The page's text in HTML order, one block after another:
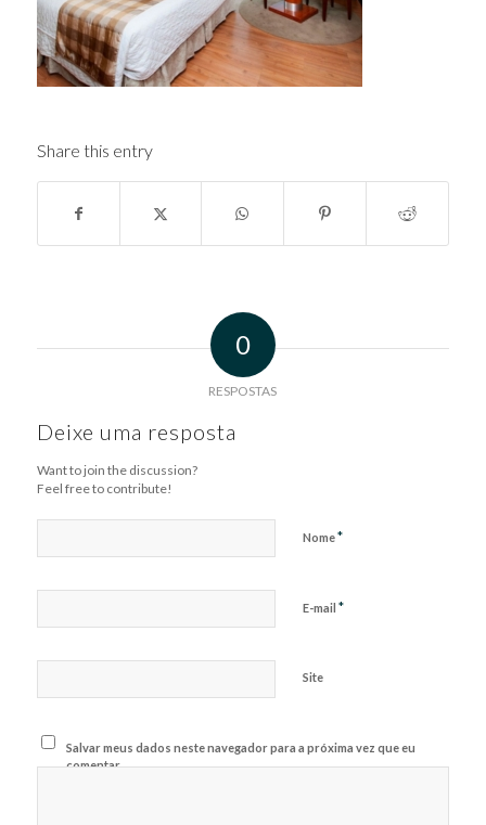
Share this entry
0
RESPOSTAS
Deixe uma resposta
Want to join the discussion?
Feel free to contribute!
Nome*
E-mail *
Site
Salvar meus dados neste navegador para a próxima vez que eu
comentar.